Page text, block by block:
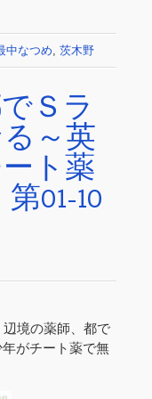
中なつめ 茨木野
Ｓラ
～英
ト薬
01-10
境の薬師、都で
がチート薬で無